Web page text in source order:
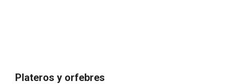
Plateros y orfebres